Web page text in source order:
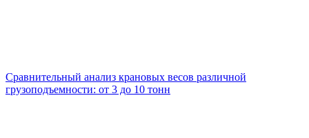
Сравнительный анализ крановых весов различной
грузоподъемности: от 3 до 10 тонн